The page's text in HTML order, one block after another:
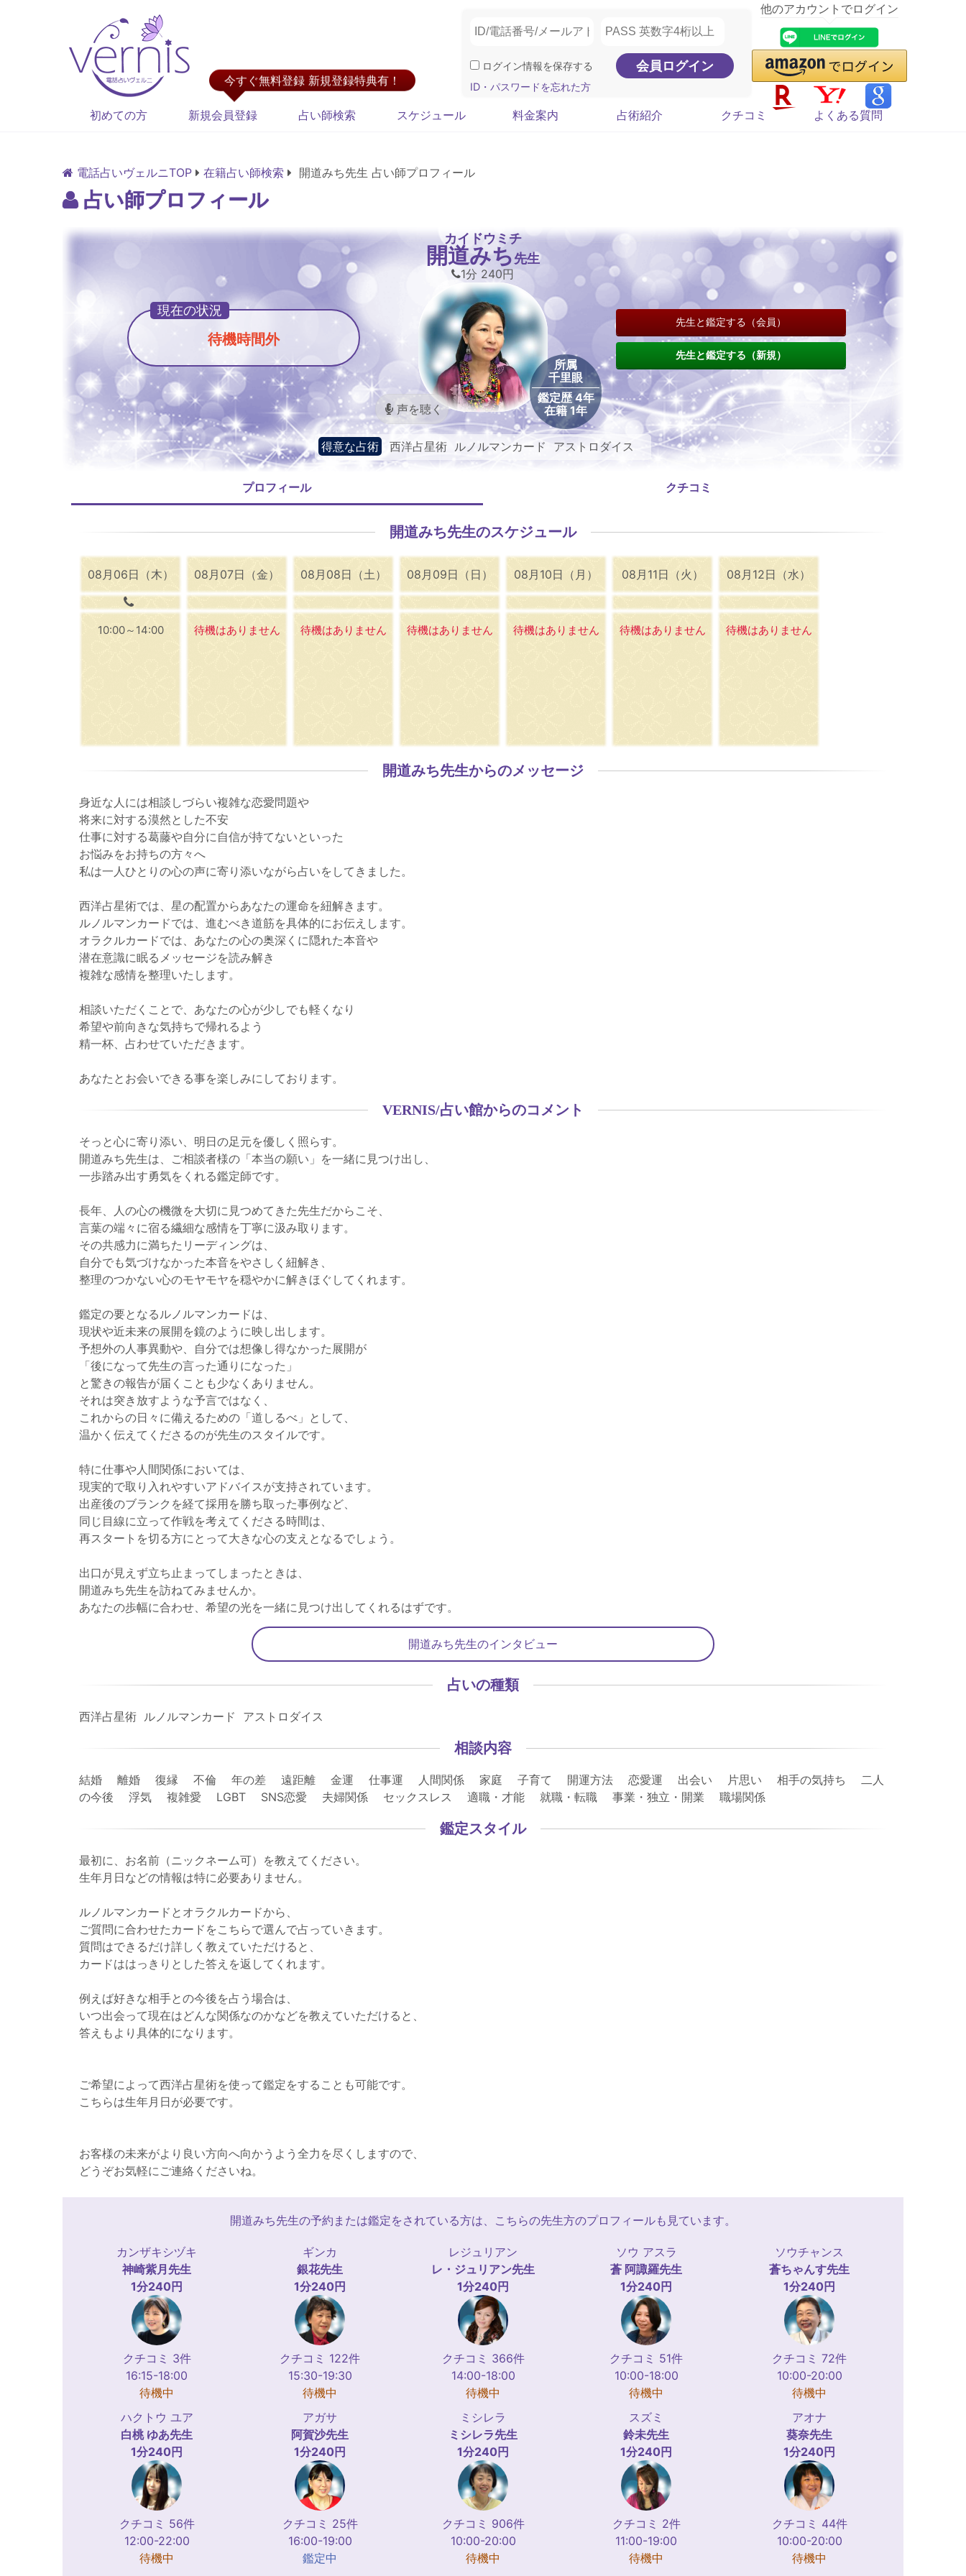
今すぐ無料登録 新規登録特典有！
ログイン情報を保存する
ID・パスワードを忘れた方
他のアカウントでログイン
初めての方 新規会員登録 占い師検索 スケジュール 料金案内 占術紹介 クチコミ よくある質問
電話占いヴェルニTOP 在籍占い師検索 開道みち先生 占い師プロフィール
占い師プロフィール
カイドウミチ
開道みち 先生
声を聴く
所属
千里眼
鑑定歴 4年
在籍 1年
得意な占術 西洋占星術 ルノルマンカード アストロダイス
1分 240円
待機時間外
先生と鑑定する（会員）
先生と鑑定する（新規）
プロフィール クチコミ
開道みち先生のスケジュール
08月06日（木）
10:00～14:00
08月07日（金）
待機はありません
08月08日（土）
待機はありません
08月09日（日）
待機はありません
08月10日（月）
待機はありません
08月11日（火）
待機はありません
08月12日（水）
待機はありません
開道みち先生からのメッセージ
身近な人には相談しづらい複雑な恋愛問題や
将来に対する漠然とした不安
仕事に対する葛藤や自分に自信が持てないといった
お悩みをお持ちの方々へ
私は一人ひとりの心の声に寄り添いながら占いをしてきました。
西洋占星術では、星の配置からあなたの運命を紐解きます。
ルノルマンカードでは、進むべき道筋を具体的にお伝えします。
オラクルカードでは、あなたの心の奥深くに隠れた本音や
潜在意識に眠るメッセージを読み解き
複雑な感情を整理いたします。
相談いただくことで、あなたの心が少しでも軽くなり
希望や前向きな気持ちで帰れるよう
精一杯、占わせていただきます。
あなたとお会いできる事を楽しみにしております。
VERNIS/占い館からのコメント
そっと心に寄り添い、明日の足元を優しく照らす。
開道みち先生は、ご相談者様の「本当の願い」を一緒に見つけ出し、
一歩踏み出す勇気をくれる鑑定師です。
長年、人の心の機微を大切に見つめてきた先生だからこそ、
言葉の端々に宿る繊細な感情を丁寧に汲み取ります。
その共感力に満ちたリーディングは、
自分でも気づけなかった本音をやさしく紐解き、
整理のつかない心のモヤモヤを穏やかに解きほぐしてくれます。
鑑定の要となるルノルマンカードは、
現状や近未来の展開を鏡のように映し出します。
予想外の人事異動や、自分では想像し得なかった展開が
「後になって先生の言った通りになった」
と驚きの報告が届くことも少なくありません。
それは突き放すような予言ではなく、
これからの日々に備えるための「道しるべ」として、
温かく伝えてくださるのが先生のスタイルです。
特に仕事や人間関係においては、
現実的で取り入れやすいアドバイスが支持されています。
出産後のブランクを経て採用を勝ち取った事例など、
同じ目線に立って作戦を考えてくださる時間は、
再スタートを切る方にとって大きな心の支えとなるでしょう。
出口が見えず立ち止まってしまったときは、
開道みち先生を訪ねてみませんか。
あなたの歩幅に合わせ、希望の光を一緒に見つけ出してくれるはずです。
開道みち先生のインタビュー
占いの種類
西洋占星術 ルノルマンカード アストロダイス
相談内容
結婚 離婚 復縁 不倫 年の差 遠距離 金運 仕事運 人間関係 家庭 子育て 開運方法 恋愛運 出会い 片思い 相手の気持ち 二人
の今後 浮気 複雑愛 LGBT SNS恋愛 夫婦関係 セックスレス 適職・才能 就職・転職 事業・独立・開業 職場関係
鑑定スタイル
最初に、お名前（ニックネーム可）を教えてください。
生年月日などの情報は特に必要ありません。
ルノルマンカードとオラクルカードから、
ご質問に合わせたカードをこちらで選んで占っていきます。
質問はできるだけ詳しく教えていただけると、
カードははっきりとした答えを返してくれます。
例えば好きな相手との今後を占う場合は、
いつ出会って現在はどんな関係なのかなどを教えていただけると、
答えもより具体的になります。
ご希望によって西洋占星術を使って鑑定をすることも可能です。
こちらは生年月日が必要です。
お客様の未来がより良い方向へ向かうよう全力を尽くしますので、
どうぞお気軽にご連絡くださいね。
開道みち先生の予約または鑑定をされている方は、こちらの先生方のプロフィールも見ています。
カンザキシヅキ
神崎紫月 先生
1分240円
クチコミ 3件
16:15-18:00
待機中
ギンカ
銀花先生
1分240円
クチコミ 122件
15:30-19:30
待機中
レジュリアン
レ・ジュリアン先生
1分240円
クチコミ 366件
14:00-18:00
待機中
ソウ アスラ
蒼 阿諏羅先生
1分240円
クチコミ 51件
10:00-18:00
待機中
ソウチャンス
蒼ちゃんす先生
1分240円
クチコミ 72件
10:00-20:00
待機中
ハクトウ ユア
白桃 ゆあ先生
1分240円
クチコミ 56件
12:00-22:00
待機中
アガサ
阿賀沙先生
1分240円
クチコミ 25件
16:00-19:00
鑑定中
ミシレラ
ミシレラ先生
1分240円
クチコミ 906件
10:00-20:00
待機中
スズミ
鈴未先生
1分240円
クチコミ 2件
11:00-19:00
待機中
アオナ
葵奈先生
1分240円
クチコミ 44件
10:00-20:00
待機中